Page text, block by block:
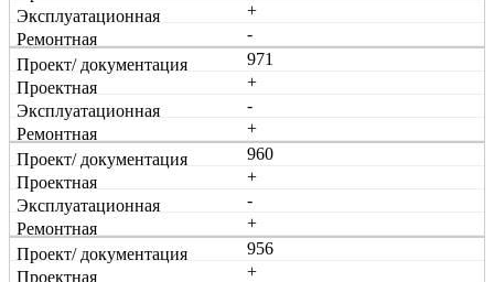
+
-
971
+
-
+
960
+
-
+
956
+